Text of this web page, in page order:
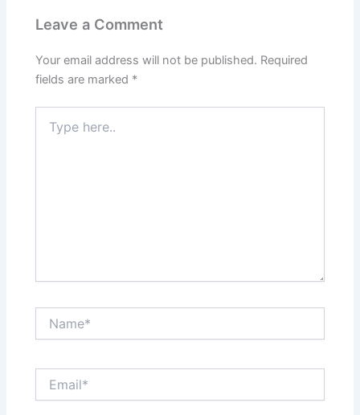
Leave a Comment
Your email address will not be published. Required
fields are marked *
here..